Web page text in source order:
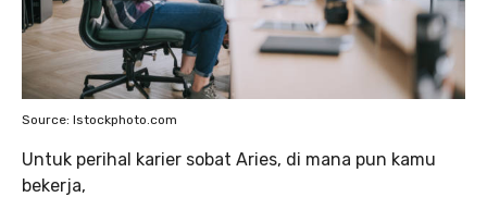
Source: Istockphoto.com
Untuk perihal karier sobat Aries, di mana pun kamu
bekerja,